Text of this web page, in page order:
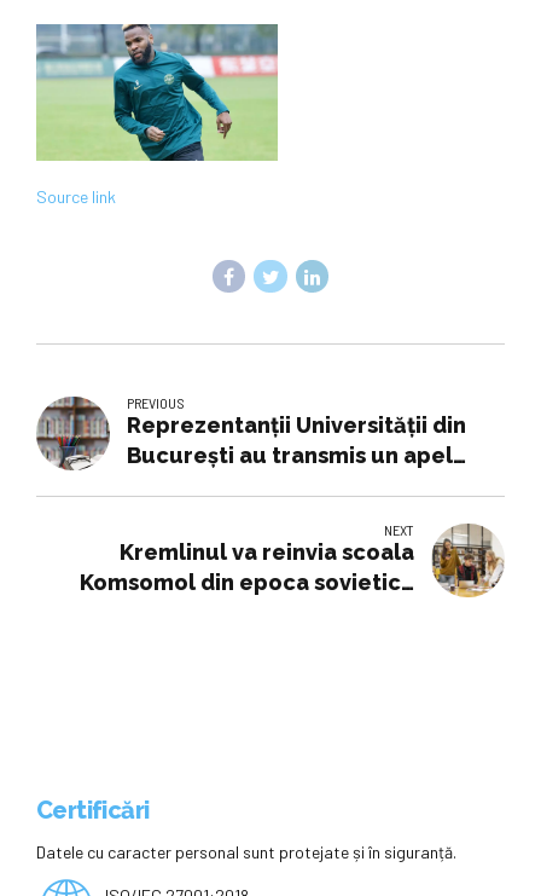
Source link
PREVIOUS
Reprezentanții Universității din
București au transmis un apel
NEXT
Kremlinul va reinvia scoala
Komsomol din epoca sovietica
Certificări
Datele cu caracter personal sunt protejate și în siguranță.